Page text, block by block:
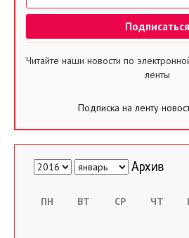
Читайте наши новости по
ленты
Подписка на ленту
ПН ВТ СР ЧТ